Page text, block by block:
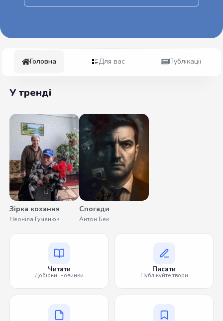
Головна Для вас Публікації
У тренді
Зірка кохання
Неоніла Гуменюк
Спогади
Антон Бек
Читати
Добірки, новинки
Писати
Публікуйте твори